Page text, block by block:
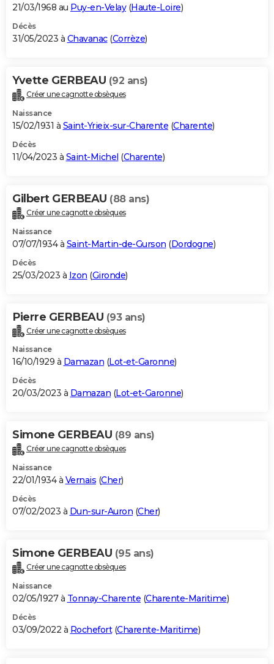
21/03/1968 au Puy-en-Velay(Haute-Loire)
Décès
31/05/2023 à Chavanac(Corrèze)
Yvette GERBEAU (92 ans)
Créer une cagnotte obsèques
Naissance
15/02/1931 à Saint-Yrieix-sur-Charente (Charente)
Décès
11/04/2023 à Saint-Michel (Charente)
Gilbert GERBEAU (88 ans)
Créer une cagnotte obsèques
Naissance
07/07/1934 à Saint-Martin-de-Gurson (Dordogne)
Décès
25/03/2023 à Izon (Gironde)
Pierre GERBEAU (93 ans)
Créer une cagnotte obsèques
Naissance
16/10/1929 à Damazan (Lot-et-Garonne)
Décès
20/03/2023 à Damazan (Lot-et-Garonne)
Simone GERBEAU (89 ans)
Créer une cagnotte obsèques
Naissance
22/01/1934 à Vernais (Cher)
Décès
07/02/2023 à Dun-sur-Auron (Cher)
Simone GERBEAU (95 ans)
Créer une cagnotte obsèques
Naissance
02/05/1927 à Tonnay-Charente (Charente-Maritime)
Décès
03/09/2022 à Rochefort(Charente-Maritime)